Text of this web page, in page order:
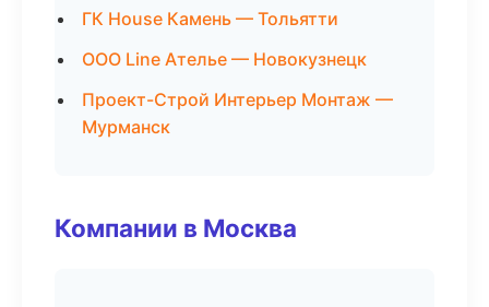
ГК House Камень — Тольятти
ООО Line Ателье — Новокузнецк
Проект-Строй Интерьер Монтаж —
Мурманск
Компании в Москва